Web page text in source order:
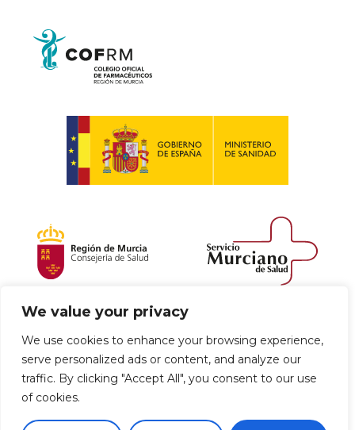
We value your privacy
We use cookies to enhance your browsing experience,
serve personalized ads or content, and analyze our
traffic. By clicking "Accept All", you consent to our use
of cookies.
Política de envío y devoluciones
Política de privacidad Uso de cookies